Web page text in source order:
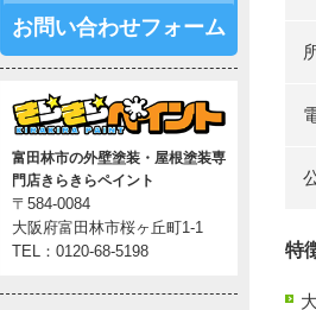
特
お問い合わせフォーム
富田林市の外壁塗装・屋根塗装専
門店きらきらペイント
〒584-0084
大阪府富田林市桜ヶ丘町1-1
TEL：0120-68-5198